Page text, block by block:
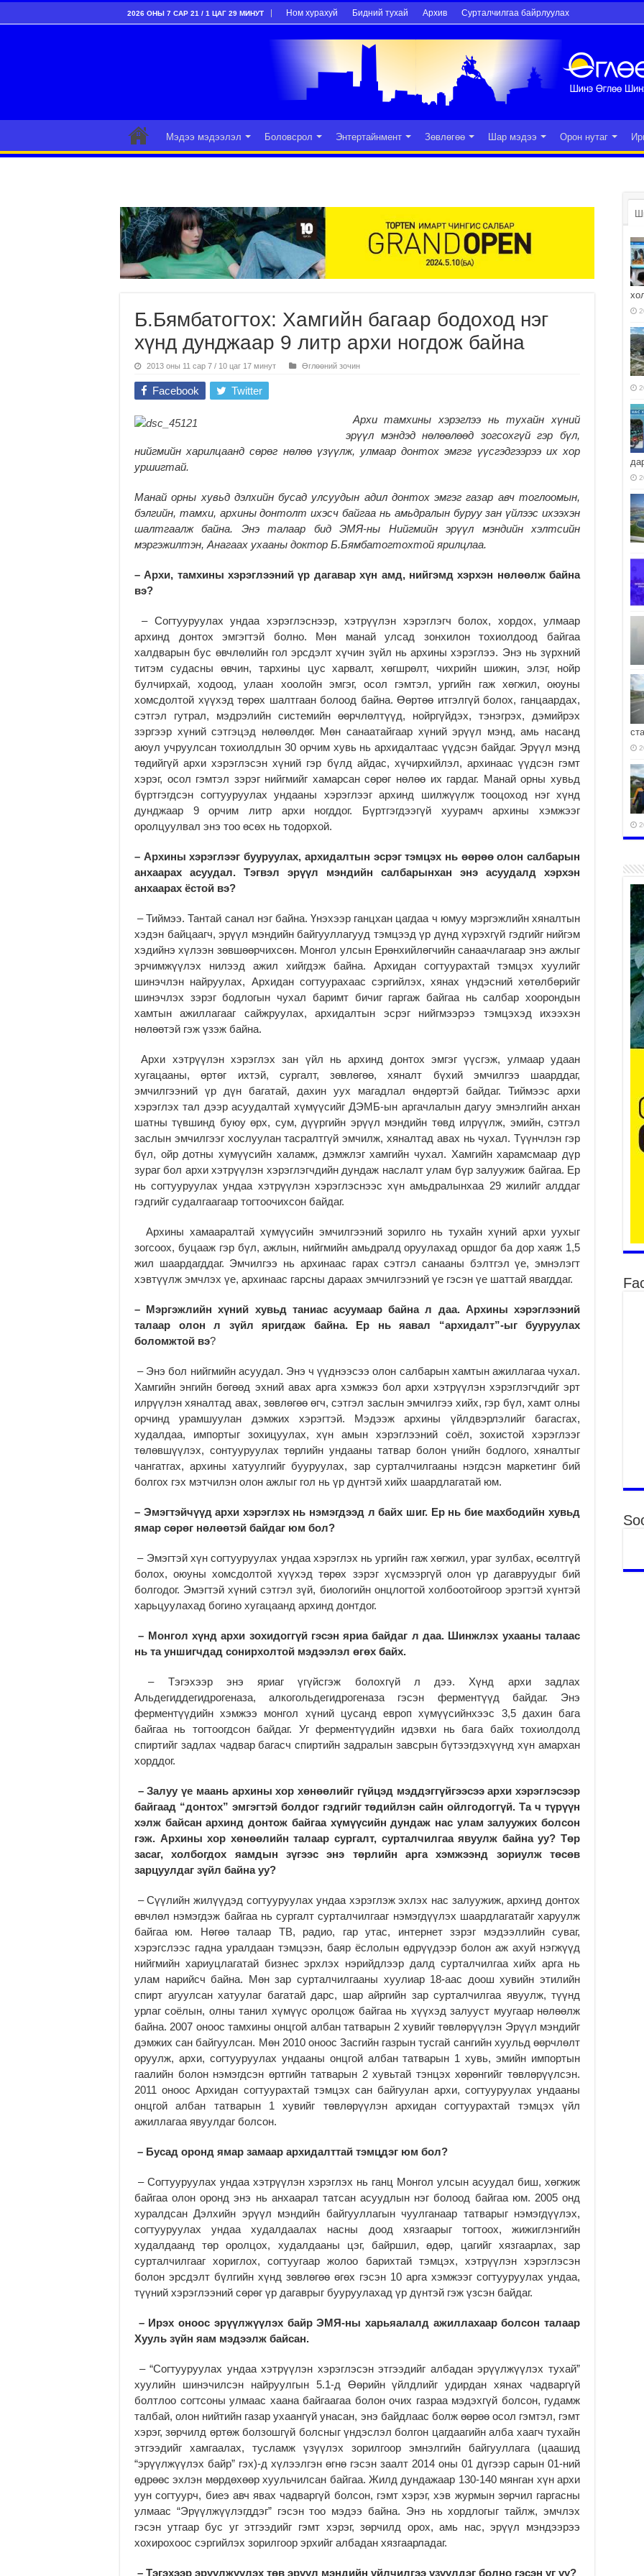
2026 ОНЫ 7 САР 21 / 1 ЦАГ 29 МИНУТ Ном хурахуй Бидний тухай Архив Сурталчилгаа байрлуулах
Мэдээ мэдээлэл Боловсрол Энтертайнмент Зөвлөгөө Шар мэдээ Орон нутаг
Б.Бямбатогтох: Хамгийн багаар бодоход нэг
хүнд дунджаар 9 литр архи ногдож байна
2013 оны 11 сар 7 / 10 цаг 17 минут Өглөөний зочин
Facebook Twitter
Архи тамхины хэрэглээ нь тухайн хүний
эрүүл мэндэд нөлөөлөөд зогсохгүй гэр бүл,
нийгмийн харилцаанд сөрөг нөлөө үзүүлж, улмаар донтох эмгэг үүсгэдгээрээ их хор
уршигтай.
Манай орны хувьд дэлхийн бусад улсуудын адил донтох эмгэг газар авч тоглоомын,
бэлгийн, тамхи, архины донтолт ихэсч байгаа нь амьдралын буруу зан үйлээс ихээхэн
шалтгаалж байна. Энэ талаар бид ЭМЯ-ны Нийгмийн эрүүл мэндийн хэлтсийн
мэргэжилтэн, Анагаах ухааны доктор Б.Бямбатогтохтой ярилцлаа.
– Архи, тамхины хэрэглээний үр дагавар хүн амд, нийгэмд хэрхэн нөлөөлж байна
вэ?
– Согтууруулах ундаа хэрэглэснээр, хэтрүүлэн хэрэглэгч болох, хордох, улмаар
архинд донтох эмгэгтэй болно. Мөн манай улсад зонхилон тохиолдоод байгаа
халдварын бус өвчлөлийн гол эрсдэлт хүчин зүйл нь архины хэрэглээ. Энэ нь зүрхний
титэм судасны өвчин, тархины цус харвалт, хөгшрөлт, чихрийн шижин, элэг, нойр
булчирхай, ходоод, улаан хоолойн эмгэг, осол гэмтэл, ургийн гаж хөгжил, оюуны
хомсдолтой хүүхэд төрөх шалтгаан болоод байна. Өөртөө итгэлгүй болох, ганцаардах,
сэтгэл гутрал, мэдрэлийн системийн өөрчлөлтүүд, нойргүйдэх, тэнэгрэх, дэмийрэх
зэргээр хүний сэтгэцэд нөлөөлдөг. Мөн санаатайгаар хүний эрүүл мэнд, амь насанд
аюул учруулсан тохиолдлын 30 орчим хувь нь архидалтаас үүдсэн байдаг. Эрүүл мэнд
төдийгүй архи хэрэглэсэн хүний гэр бүлд айдас, хүчирхийлэл, архинаас үүдсэн гэмт
хэрэг, осол гэмтэл зэрэг нийгмийг хамарсан сөрөг нөлөө их гардаг. Манай орны хувьд
бүртгэгдсэн согтууруулах ундааны хэрэглээг архинд шилжүүлж тооцоход нэг хүнд
дунджаар 9 орчим литр архи ногддог. Бүртгэгдээгүй хуурамч архины хэмжээг
оролцуулвал энэ тоо өсөх нь тодорхой.
– Архины хэрэглээг бууруулах, архидалтын эсрэг тэмцэх нь өөрөө олон салбарын
анхаарах асуудал. Тэгвэл эрүүл мэндийн салбарынхан энэ асуудалд хэрхэн
анхаарах ёстой вэ?
– Тиймээ. Тантай санал нэг байна. Үнэхээр ганцхан цагдаа ч юмуу мэргэжлийн хяналтын
хэдэн байцаагч, эрүүл мэндийн байгууллагууд тэмцээд үр дүнд хүрэхгүй гэдгийг нийгэм
хэдийнэ хүлээн зөвшөөрчихсөн. Монгол улсын Ерөнхийлөгчийн санаачлагаар энэ ажлыг
эрчимжүүлэх нилээд ажил хийгдэж байна. Архидан согтуурахтай тэмцэх хуулийг
шинэчлэн найруулах, Архидан согтуурахаас сэргийлэх, хянах үндэсний хөтөлбөрийг
шинэчлэх зэрэг бодлогын чухал баримт бичиг гаргаж байгаа нь салбар хоорондын
хамтын ажиллагааг сайжруулах, архидалтын эсрэг нийгмээрээ тэмцэхэд ихээхэн
нөлөөтэй гэж үзэж байна.
Архи хэтрүүлэн хэрэглэх зан үйл нь архинд донтох эмгэг үүсгэж, улмаар удаан
хугацааны, өртөг ихтэй, сургалт, зөвлөгөө, хяналт бүхий эмчилгээ шаарддаг,
эмчилгээний үр дүн багатай, дахин уух магадлал өндөртэй байдаг. Тиймээс архи
хэрэглэх тал дээр асуудалтай хүмүүсийг ДЭМБ-ын аргачлалын дагуу эмнэлгийн анхан
шатны түвшинд буюу өрх, сум, дүүргийн эрүүл мэндийн төвд илрүүлж, эмийн, сэтгэл
заслын эмчилгээг хослуулан тасралтгүй эмчилж, хяналтад авах нь чухал. Түүнчлэн гэр
бүл, ойр дотны хүмүүсийн халамж, дэмжлэг хамгийн чухал. Хамгийн харамсмаар дүр
зураг бол архи хэтрүүлэн хэрэглэгчдийн дундаж наслалт улам бүр залуужиж байгаа. Ер
нь согтууруулах ундаа хэтрүүлэн хэрэглэснээс хүн амьдралынхаа 29 жилийг алддаг
гэдгийг судалгаагаар тогтоочихсон байдаг.
Архины хамааралтай хүмүүсийн эмчилгээний зорилго нь тухайн хүний архи уухыг
зогсоох, буцааж гэр бүл, ажлын, нийгмийн амьдралд оруулахад оршдог ба дор хаяж 1,5
жил шаардагддаг. Эмчилгээ нь архинаас гарах сэтгэл санааны бэлтгэл үе, эмнэлэгт
хэвтүүлж эмчлэх үе, архинаас гарсны дараах эмчилгээний үе гэсэн үе шаттай явагддаг.
– Мэргэжлийн хүний хувьд таниас асуумаар байна л даа. Архины хэрэглээний
талаар олон л зүйл яригдаж байна. Ер нь яавал “архидалт”-ыг бууруулах
боломжтой вэ?
– Энэ бол нийгмийн асуудал. Энэ ч үүднээсээ олон салбарын хамтын ажиллагаа чухал.
Хамгийн энгийн бөгөөд эхний авах арга хэмжээ бол архи хэтрүүлэн хэрэглэгчдийг эрт
илрүүлэн хяналтад авах, зөвлөгөө өгч, сэтгэл заслын эмчилгээ хийх, гэр бүл, хамт олны
орчинд урамшуулан дэмжих хэрэгтэй. Мэдээж архины үйлдвэрлэлийг багасгах,
худалдаа, импортыг зохицуулах, хүн амын хэрэглээний соёл, зохистой хэрэглээг
төлөвшүүлэх, сонтууруулах төрлийн ундааны татвар болон үнийн бодлого, хяналтыг
чангатгах, архины хатуулгийг бууруулах, зар сурталчилгааны нэгдсэн маркетинг бий
болгох гэх мэтчилэн олон ажлыг гол нь үр дүнтэй хийх шаардлагатай юм.
– Эмэгтэйчүүд архи хэрэглэх нь нэмэгдээд л байх шиг. Ер нь бие махбодийн хувьд
ямар сөрөг нөлөөтэй байдаг юм бол?
– Эмэгтэй хүн согтууруулах ундаа хэрэглэх нь ургийн гаж хөгжил, ураг зулбах, өсөлтгүй
болох, оюуны хомсдолтой хүүхэд төрөх зэрэг хүсмээргүй олон үр дагавруудыг бий
болгодог. Эмэгтэй хүний сэтгэл зүй, биологийн онцлогтой холбоотойгоор эрэгтэй хүнтэй
харьцуулахад богино хугацаанд архинд донтдог.
– Монгол хүнд архи зохидоггүй гэсэн яриа байдаг л даа. Шинжлэх ухааны талаас
нь та уншигчдад сонирхолтой мэдээлэл өгөх байх.
– Тэгэхээр энэ яриаг үгүйсгэж болохгүй л дээ. Хүнд архи задлах
Альдегиддегидрогеназа, алкогольдегидрогеназа гэсэн ферментүүд байдаг. Энэ
ферментүүдийн хэмжээ монгол хүний цусанд европ хүмүүсийнхээс 3,5 дахин бага
байгаа нь тогтоогдсон байдаг. Уг ферментүүдийн идэвхи нь бага байх тохиолдолд
спиртийг задлах чадвар багасч спиртийн задралын завсрын бүтээгдэхүүнд хүн амархан
хорддог.
– Залуу үе маань архины хор хөнөөлийг гүйцэд мэддэггүйгээсээ архи хэрэглэсээр
байгаад “донтох” эмгэгтэй болдог гэдгийг төдийлэн сайн ойлгодоггүй. Та ч түрүүн
хэлж байсан архинд донтож байгаа хүмүүсийн дундаж нас улам залуужих болсон
гэж. Архины хор хөнөөлийн талаар сургалт, сурталчилгаа явуулж байна уу? Төр
засаг, холбогдох яамдын зүгээс энэ төрлийн арга хэмжээнд зориулж төсөв
зарцуулдаг зүйл байна уу?
– Сүүлийн жилүүдэд согтууруулах ундаа хэрэглэж эхлэх нас залуужиж, архинд донтох
өвчлөл нэмэгдэж байгаа нь сургалт сурталчилгааг нэмэгдүүлэх шаардлагатайг харуулж
байгаа юм. Нөгөө талаар ТВ, радио, гар утас, интернет зэрэг мэдээллийн суваг,
хэрэгслээс гадна уралдаан тэмцээн, баяр ёслолын өдрүүдээр болон аж ахуй нэгжүүд
нийгмийн хариуцлагатай бизнес эрхлэх нэрийдлээр далд сурталчилгаа хийх арга нь
улам нарийсч байна. Мөн зар сурталчилгааны хуулиар 18-аас доош хувийн этилийн
спирт агуулсан хатуулаг багатай дарс, шар айргийн зар сурталчилгаа явуулж, түүнд
урлаг соёлын, олны танил хүмүүс оролцож байгаа нь хүүхэд залууст муугаар нөлөөлж
байна. 2007 оноос тамхины онцгой албан татварын 2 хувийг төвлөрүүлэн Эрүүл мэндийг
дэмжих сан байгуулсан. Мөн 2010 оноос Засгийн газрын тусгай сангийн хуульд өөрчлөлт
оруулж, архи, согтууруулах ундааны онцгой албан татварын 1 хувь, эмийн импортын
гаалийн болон нэмэгдсэн өртгийн татварын 2 хувьтай тэнцэх хөрөнгийг төвлөрүүлсэн.
2011 оноос Архидан согтуурахтай тэмцэх сан байгуулан архи, согтууруулах ундааны
онцгой албан татварын 1 хувийг төвлөрүүлэн архидан согтуурахтай тэмцэх үйл
ажиллагаа явуулдаг болсон.
– Бусад оронд ямар замаар архидалттай тэмцдэг юм бол?
– Согтууруулах ундаа хэтрүүлэн хэрэглэх нь ганц Монгол улсын асуудал биш, хөгжиж
байгаа олон оронд энэ нь анхаарал татсан асуудлын нэг болоод байгаа юм. 2005 онд
хуралдсан Дэлхийн эрүүл мэндийн байгууллагын чуулганаар татварыг нэмэгдүүлэх,
согтууруулах ундаа худалдаалах насны доод хязгаарыг тогтоох, жижиглэнгийн
худалдаанд төр оролцох, худалдааны цэг, байршил, өдөр, цагийг хязгаарлах, зар
сурталчилгааг хориглох, согтуугаар жолоо барихтай тэмцэх, хэтрүүлэн хэрэглэсэн
болон эрсдэлт бүлгийн хүнд зөвлөгөө өгөх гэсэн 10 арга хэмжээг согтууруулах ундаа,
түүний хэрэглээний сөрөг үр дагаврыг бууруулахад үр дүнтэй гэж үзсэн байдаг.
– Ирэх оноос эрүүлжүүлэх байр ЭМЯ-ны харьяалалд ажиллахаар болсон талаар
Хууль зүйн яам мэдээлж байсан.
– “Согтууруулах ундаа хэтрүүлэн хэрэглэсэн этгээдийг албадан эрүүлжүүлэх тухай”
хуулийн шинэчилсэн найруулгын 5.1-д Өөрийн үйлдлийг удирдан хянах чадваргүй
болтлоо согтсоны улмаас хаана байгаагаа болон очих газраа мэдэхгүй болсон, гудамж
талбай, олон нийтийн газар ухаангүй унасан, энэ байдлаас болж өөрөө осол гэмтэл, гэмт
хэрэг, зөрчилд өртөж болзошгүй болсныг үндэслэл болгон цагдаагийн алба хаагч тухайн
этгээдийг хамгаалах, тусламж үзүүлэх зорилгоор эмнэлгийн байгууллага (цаашид
“эрүүлжүүлэх байр” гэх)-д хүлээлгэн өгнө гэсэн заалт 2014 оны 01 дүгээр сарын 01-ний
өдрөөс эхлэн мөрдөхөөр хуульчилсан байгаа. Жилд дундажаар 130-140 мянган хүн архи
уун согтуурч, биеэ авч явах чадваргүй болсон, гэмт хэрэг, хэв журмын зөрчил гаргасны
улмаас “Эрүүлжүүлэгддэг” гэсэн тоо мэдээ байна. Энэ нь хордлогыг тайлж, эмчлэх
гэсэн утгаар бус уг этгээдийг гэмт хэрэг, зөрчилд орох, амь нас, эрүүл мэндээрээ
хохирохоос сэргийлэх зорилгоор эрхийг албадан хязгаарладаг.
– Тэгэхээр эрүүлжүүлэх төв эрүүл мэндийн үйлчилгээ үзүүлдэг болно гэсэн үг үү?